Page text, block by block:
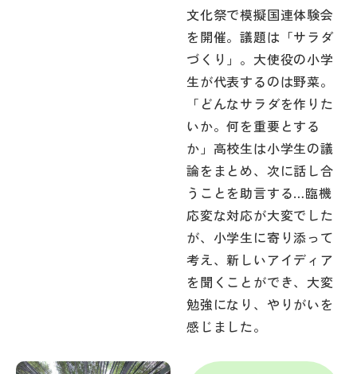
文化祭で模擬国連体験会
を開催。議題は「サラダ
づくり」。大使役の小学
生が代表するのは野菜。
「どんなサラダを作りた
いか。何を重要とする
か」高校生は小学生の議
論をまとめ、次に話し合
うことを助言する…臨機
応変な対応が大変でした
が、小学生に寄り添って
考え、新しいアイディア
を聞くことができ、大変
勉強になり、やりがいを
感じました。